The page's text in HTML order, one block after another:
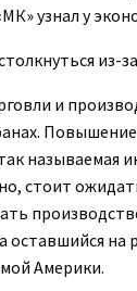
узнал у
из-
и
стоит
оставшийся
Америки.